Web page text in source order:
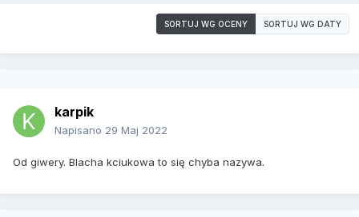
SORTUJ WG OCENY SORTUJ WG DATY
karpik
Napisano 29 Maj 2022
Od giwery. Blacha kciukowa to się chyba nazywa.